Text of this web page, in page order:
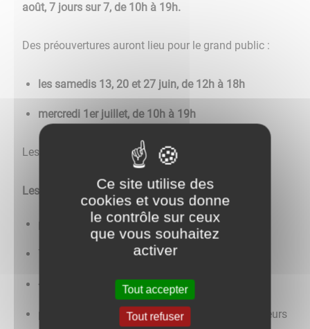
août, 7 jours sur 7, de 10h à 19h.
Des préouvertures auront lieu pour le grand public :
les samedis 13, 20 et 27 juin, de 12h à 18h
mercredi 1er juillet, de 10h à 19h
Les scolaires seront accueillis dès le 8 juin.
Les tarifs :
plein : 5 €
7-18 ans : 2,50 €
< 7 ans : gratuit
personnes en situation de handicap et demandeurs
Ce site utilise des
cookies et vous donne
le contrôle sur ceux
que vous souhaitez
activer
Tout accepter
Tout refuser